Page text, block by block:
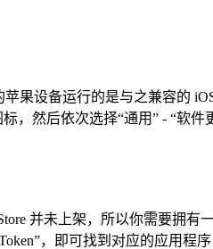
果设备运行的是与之兼容的
，然后依次选择“通用” - “软
并未上架，所以你需要拥
，即可找到对应的应用